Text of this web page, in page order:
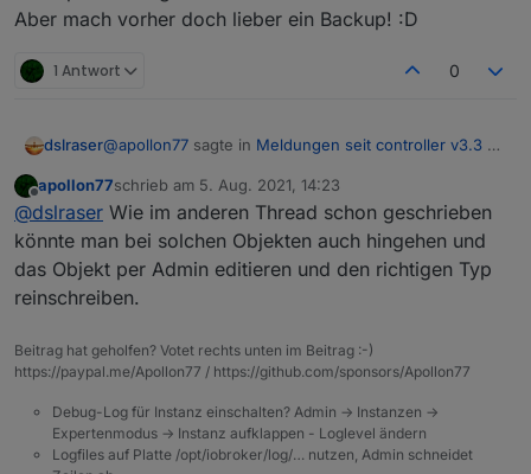
einzurichten.
Aber mach vorher doch lieber ein Backup! :D
1 Antwort 0
dslraser@apollon77 sagte in Meldungen seit controller v3.3 zu
@slowmanDu kannst die Instanz löschen und
neu anlegen, oder einfach nur im Admin
hingehen und die betroffenen Objekte Löschen
(die haben alle nen kleinen Papierkorb rechts,
ggf im Expertenmodus). Adapter neu starten und
Wären das die einzigen Möglichkeiten ?
Dann sind alle Smartnamen für iot oder auch custom
Einstellungen für influxdb oder iqontrol usw. weg. Das
einzurichten.
Offline
apollon77schrieb am 5. Aug. 2021, 14:23
zuletzt editiert von
@dslraser Wie im anderen Thread schon geschrieben
könnte man bei solchen Objekten auch hingehen und
das Objekt per Admin editieren und den richtigen Typ
reinschreiben.
Beitrag hat geholfen? Votet rechts unten im Beitrag :-)
https://paypal.me/Apollon77 / https://github.com/sponsors/Apollon77
Debug-Log für Instanz einschalten? Admin -> Instanzen ->
Expertenmodus -> Instanz aufklappen - Loglevel ändern
Logfiles auf Platte /opt/iobroker/log/… nutzen, Admin schneidet